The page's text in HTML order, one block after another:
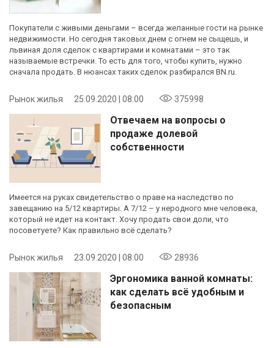
Покупатели с живыми деньгами – всегда желанные гости на рынке
недвижимости. Но сегодня таковых днем с огнем не сыщешь, и
львиная доля сделок с квартирами и комнатами – это так
называемые встречки. То есть для того, чтобы купить, нужно
сначала продать. В нюансах таких сделок разбирался BN.ru.
Рынок жилья 25.09.2020 | 08:00 375998
Отвечаем на вопросы о
продаже долевой
собственности
Имеется на руках свидетельство о праве на наследство по
завещанию на 5/12 квартиры. А 7/12 – у неродного мне человека,
который не идет на контакт. Хочу продать свои доли, что
посоветуете? Как правильно всё сделать?
Рынок жилья 23.09.2020 | 08:00 28936
Эргономика ванной комнаты:
как сделать всё удобным и
безопасным